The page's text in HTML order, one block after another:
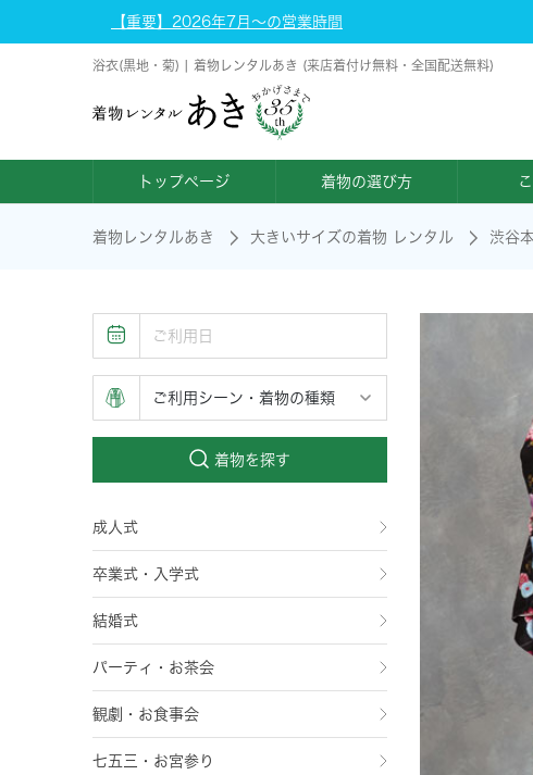
【重要】2026年7月～の営業時間
浴衣(黒地・菊) | 着物レンタルあき (来店着付け無料・全国配送無料)
トップページ 着物の選び方
着物レンタルあき 大きいサイズの着物 レンタル 渋谷
着物を探す
成人式
卒業式・入学式
結婚式
パーティ・お茶会
観劇・お食事会
七五三・お宮参り